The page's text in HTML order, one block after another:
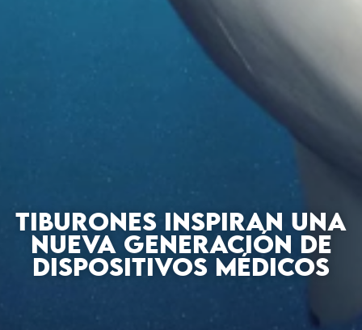
TIBURONES INSPIRAN UNA
NUEVA GENERACIÓN DE
DISPOSITIVOS MÉDICOS